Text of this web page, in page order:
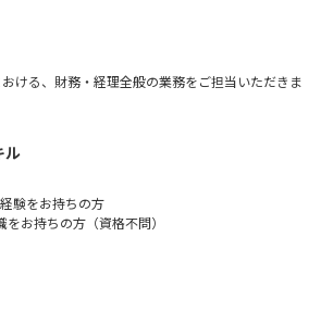
間程度です。福利厚生も充実しており、長期的に
回土曜出勤の日もありますが、振替を含め休暇を取
祝祭日の関係で土曜日が出勤日の場合もあります
、土日休みとしている社員がほとんどです。
ディングカンパニーとして、セブン‐イレブン向け
単身世帯や高齢者世帯の増加、女性就業率の上昇
。海外で事業を行うグループ会社の業績も拡大し
国内外での事業成長を目指しています。
ける、財務・経理全般の業務をご担当いただきま
・決算・財務・税務領域の企画・運用
ープ会社に対する財務・経理のサポートおよび教
ル
験をお持ちの方
お持ちの方（資格不問）
臆せず、前向き・積極的に企画・推進ができる方
なコミュニケーションをとることができる方
業務に対して意欲的に取り組むことができる方